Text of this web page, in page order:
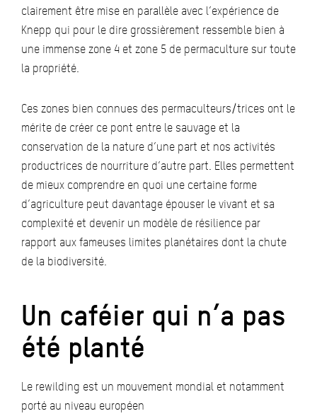
clairement être mise en parallèle avec l’expérience de
Knepp qui pour le dire grossièrement ressemble bien à
une immense zone 4 et zone 5 de permaculture sur toute
la propriété.
Ces zones bien connues des permaculteurs/trices ont le
mérite de créer ce pont entre le sauvage et la
conservation de la nature d’une part et nos activités
productrices de nourriture d’autre part. Elles permettent
de mieux comprendre en quoi une certaine forme
d’agriculture peut davantage épouser le vivant et sa
complexité et devenir un modèle de résilience par
rapport aux fameuses limites planétaires dont la chute
de la biodiversité.
Un caféier qui n’a pas
été planté
Le rewilding est un mouvement mondial et notamment
porté au niveau européen